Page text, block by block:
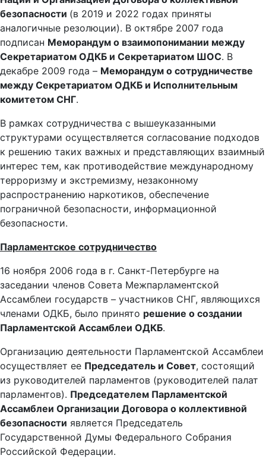
безопасности (в 2019 и 2022 годах приняты
аналогичные резолюции). В октябре 2007 года
подписан Меморандум о взаимопонимании между
Секретариатом ОДКБ и Секретариатом ШОС. В
декабре 2009 года – Меморандум о сотрудничестве
между Секретариатом ОДКБ и Исполнительным
комитетом СНГ.
В рамках сотрудничества с вышеуказанными
структурами осуществляется согласование подходов
к решению таких важных и представляющих взаимный
интерес тем, как противодействие международному
терроризму и экстремизму, незаконному
распространению наркотиков, обеспечение
пограничной безопасности, информационной
безопасности.
Парламентское сотрудничество
16 ноября 2006 года в г. Санкт-Петербурге на
заседании членов Совета Межпарламентской
Ассамблеи государств – участников СНГ, являющихся
членами ОДКБ, было принято решение о создании
Парламентской Ассамблеи ОДКБ.
Организацию деятельности Парламентской Ассамблеи
осуществляет ее Председатель и Совет, состоящий
из руководителей парламентов (руководителей палат
парламентов). Председателем Парламентской
Ассамблеи Организации Договора о коллективной
безопасности является Председатель
Государственной Думы Федерального Собрания
Российской Федерации.